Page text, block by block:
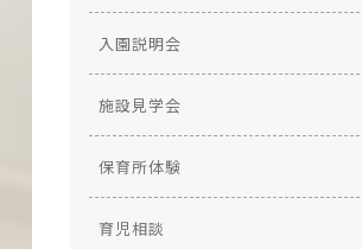
入園説明会
施設見学会
保育所体験
育児相談